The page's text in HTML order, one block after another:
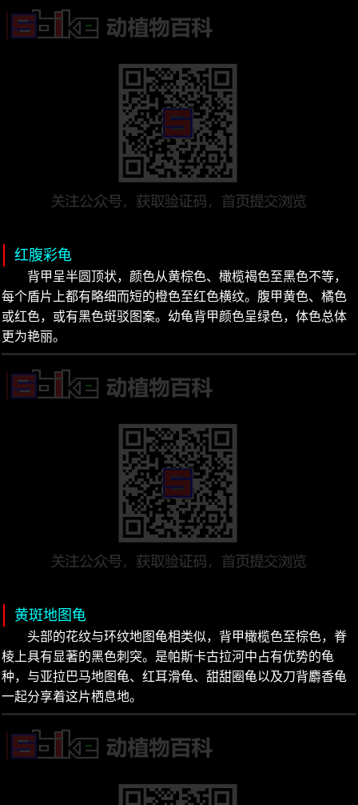
红腹彩龟
背甲呈半圆顶状，颜色从黄棕色、橄榄褐色至黑色不等，
每个盾片上都有略细而短的橙色至红色横纹。腹甲黄色、橘色
或红色，或有黑色斑驳图案。幼龟背甲颜色呈绿色，体色总体
更为艳丽。
黄斑地图龟
头部的花纹与环纹地图龟相类似，背甲橄榄色至棕色，脊
棱上具有显著的黑色刺突。是帕斯卡古拉河中占有优势的龟
种，与亚拉巴马地图龟、红耳滑龟、甜甜圈龟以及刀背麝香龟
一起分享着这片栖息地。